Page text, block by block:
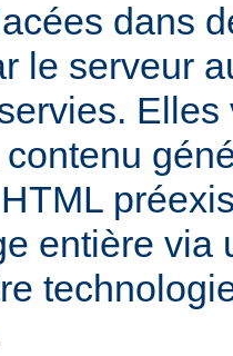
dans
le serveur
entière via